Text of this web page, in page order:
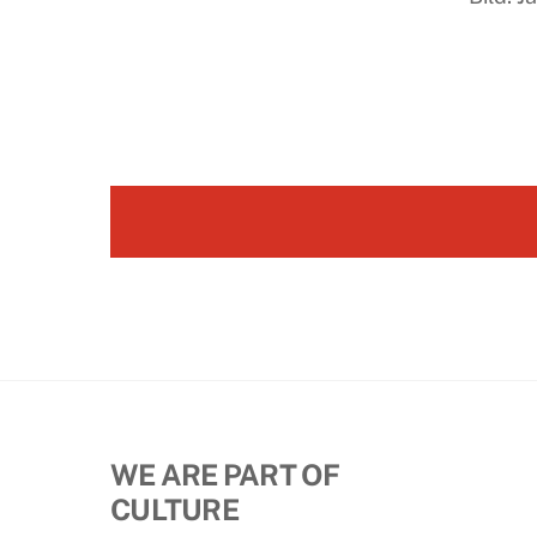
WE ARE PART OF
CULTURE